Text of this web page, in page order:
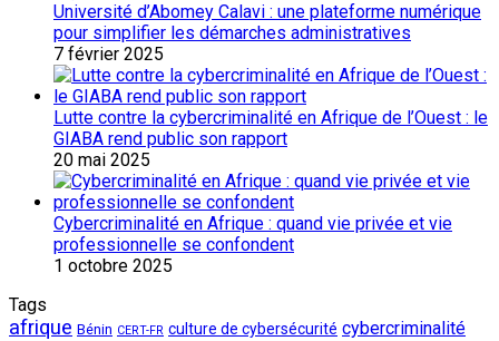
Université d’Abomey Calavi : une plateforme numérique
pour simplifier les démarches administratives
7 février 2025
Lutte contre la cybercriminalité en Afrique de l’Ouest : le
GIABA rend public son rapport
20 mai 2025
Cybercriminalité en Afrique : quand vie privée et vie
professionnelle se confondent
1 octobre 2025
Tags
afrique Bénin CERT-FR culture de cybersécurité cybercriminalité